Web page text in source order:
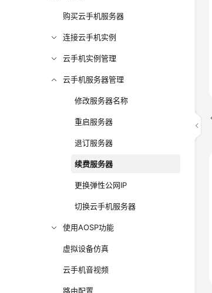
购买云手机服务器
连接云手机实例
云手机实例管理
云手机服务器管理
修改服务器名称
重启服务器
退订服务器
续费服务器
更换弹性公网IP
切换云手机服务器
使用AOSP功能
虚拟设备仿真
云手机音视频
路由配置